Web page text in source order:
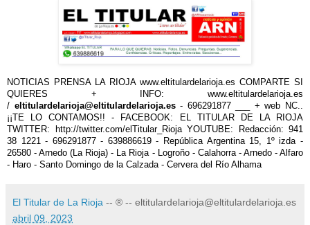
NOTICIAS PRENSA LA RIOJA www.eltitulardelarioja.es COMPARTE SI
QUIERES + INFO: www.eltitulardelarioja.es
/ eltitulardelarioja@eltitulardelarioja.es- 696291877 ___ + web NC..
¡¡TE LO CONTAMOS!! - FACEBOOK: EL TITULAR DE LA RIOJA
TWITTER: http://twitter.com/elTitular_Rioja YOUTUBE: Redacción: 941
38 1221 - 696291877 - 639886619 - República Argentina 15, 1º izda -
26580 - Arnedo (La Rioja) - La Rioja - Logroño - Calahorra - Arnedo - Alfaro
- Haro - Santo Domingo de la Calzada - Cervera del Río Alhama
El Titular de La Rioja -- ® -- eltitulardelarioja@eltitulardelarioja.es
abril 09, 2023